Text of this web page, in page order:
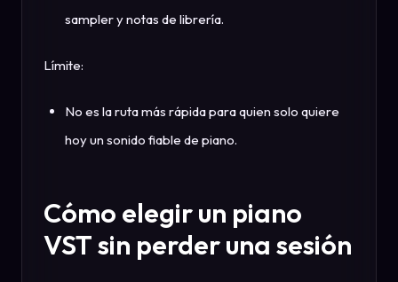
sampler y notas de librería.
Límite:
No es la ruta más rápida para quien solo quiere
hoy un sonido fiable de piano.
Cómo elegir un piano
VST sin perder una sesión